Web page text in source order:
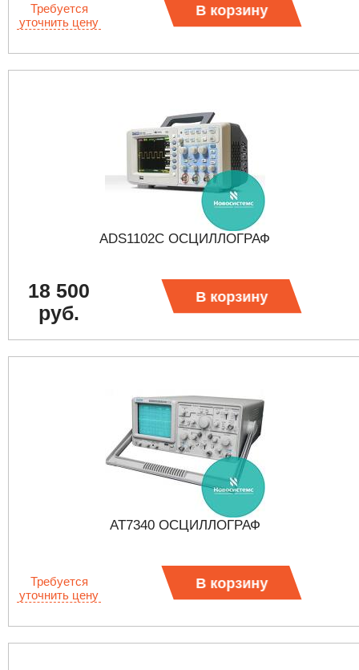
Требуется
уточнить цену
В корзину
ADS1102C ОСЦИЛЛОГРАФ
18 500
руб.
В корзину
AT7340 ОСЦИЛЛОГРАФ
Требуется
уточнить цену
В корзину